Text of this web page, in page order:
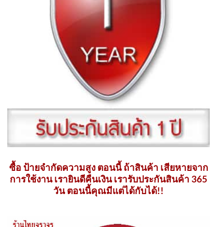
ซื้อ ป้ายจำกัดความสูง ตอนนี้ ถ้าสินค้า เสียหายจาก
การใช้งาน เรายินดีคืนเงิน เรารับประกันสินค้า 365
วัน ตอนนี้คุณมีแต่ได้กับได้!!